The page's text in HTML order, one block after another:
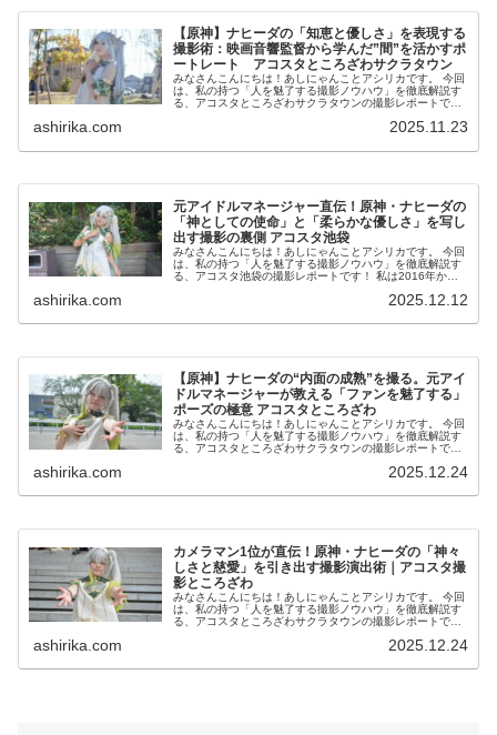
【原神】ナヒーダの「知恵と優しさ」を表現する
撮影術：映画音響監督から学んだ”間”を活かすポ
ートレート アコスタところざわサクラタウン
みなさんこんにちは！あしにゃんことアシリカです。 今回
は、私の持つ「人を魅了する撮影ノウハウ」を徹底解説す
る、アコスタところざわサクラタウンの撮影レポートで
ashirika.com 2025.11.23
元アイドルマネージャー直伝！原神・ナヒーダの
「神としての使命」と「柔らかな優しさ」を写し
出す撮影の裏側 アコスタ池袋
みなさんこんにちは！あしにゃんことアシリカです。 今回
は、私の持つ「人を魅了する撮影ノウハウ」を徹底解説す
る、アコスタ池袋の撮影レポートです！ 私は2016年から
ashirika.com 2025.12.12
【原神】ナヒーダの“内面の成熟”を撮る。元アイ
ドルマネージャーが教える「ファンを魅了する」
ポーズの極意 アコスタところざわ
みなさんこんにちは！あしにゃんことアシリカです。 今回
は、私の持つ「人を魅了する撮影ノウハウ」を徹底解説す
る、アコスタところざわサクラタウンの撮影レポートで
ashirika.com 2025.12.24
カメラマン1位が直伝！原神・ナヒーダの「神々
しさと慈愛」を引き出す撮影演出術｜アコスタ撮
影ところざわ
みなさんこんにちは！あしにゃんことアシリカです。 今回
は、私の持つ「人を魅了する撮影ノウハウ」を徹底解説す
る、アコスタところざわサクラタウンの撮影レポートで
ashirika.com 2025.12.24